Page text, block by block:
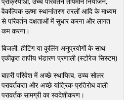
वैकल्पिक ऊष्मा स्थानांतरण तरलों आदि के माध्यम
से परिवर्तन दक्षताओं में सुधार करना और लागत
कम करना।
बिजली, हीटिंग या कूलिंग अनुप्रयोगों के साथ
एकीकृत तापीय भंडारण प्रणाली (स्टोरेज सिस्टम)
बाहरी परिवेश में अच्छे स्थायित्व, उच्च सोलर
परावर्तकता और अच्छे यांत्रिक प्रतिरोध वाली
परावर्तक सामग्री का स्वदेशीकरण।